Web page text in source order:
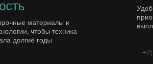
материалы и
чтобы техника
долгие годы